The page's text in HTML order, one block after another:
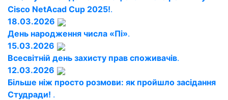
Cisco NetAcad Cup 2025!.
18.03.2026
День народження числа «Пі».
15.03.2026
Всесвітній день захисту прав споживачів.
12.03.2026
Більше ніж просто розмови: як пройшло засідання
Студради! .